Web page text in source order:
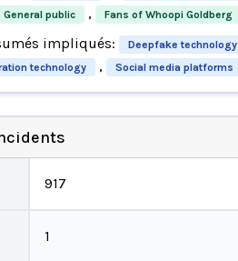
General public , Fans of Whoopi Goldberg
impliqués:
Deepfake technology
technology , Social media platforms
917
1